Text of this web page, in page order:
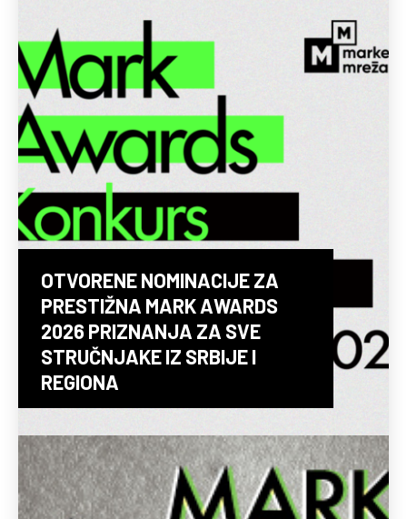
OTVORENE NOMINACIJE ZA
PRESTIŽNA MARK AWARDS
2026 PRIZNANJA ZA SVE
STRUČNJAKE IZ SRBIJE I
REGIONA